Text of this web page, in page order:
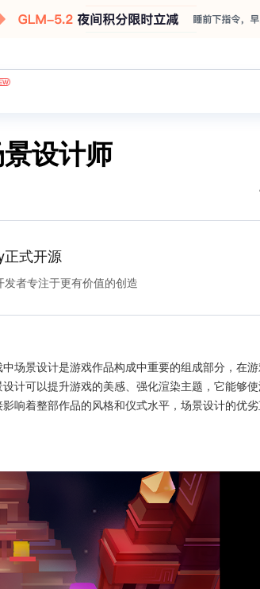
设计师
正式开源
者专注于更有价值的创造
场景设计是游戏作品构成中重要的组成部分，在
计可以提升游戏的美感、强化渲染主题，它能够
响着整部作品的风格和仪式水平，场景设计的优